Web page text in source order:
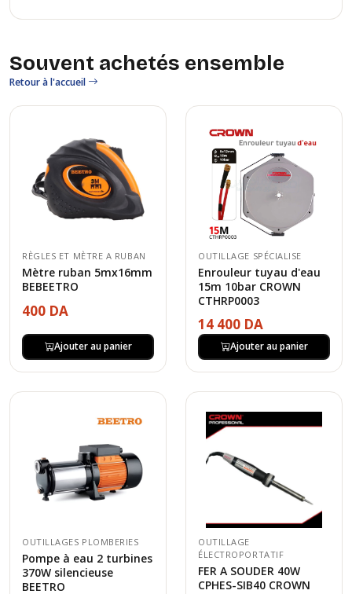
Souvent achetés ensemble
Retour à l'accueil
RÈGLES ET MÈTRE A RUBAN
Mètre ruban 5mx16mm
BEBEETRO
400 DA
Ajouter au panier
OUTILLAGE SPÉCIALISE
Enrouleur tuyau d'eau
15m 10bar CROWN
CTHRP0003
14 400 DA
Ajouter au panier
OUTILLAGES PLOMBERIES
Pompe à eau 2 turbines
370W silencieuse
BEETRO
OUTILLAGE
ÉLECTROPORTATIF
FER A SOUDER 40W
CPHES-SIB40 CROWN